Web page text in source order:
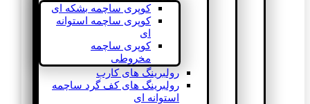
کوپری ساچمه بشکه ای
کوپری ساچمه استوانه
ای
کوپری ساچمه
مخروطی
رولبرینگ های کارب
رولبرینگ های کف گرد ساچمه
استوانه ای